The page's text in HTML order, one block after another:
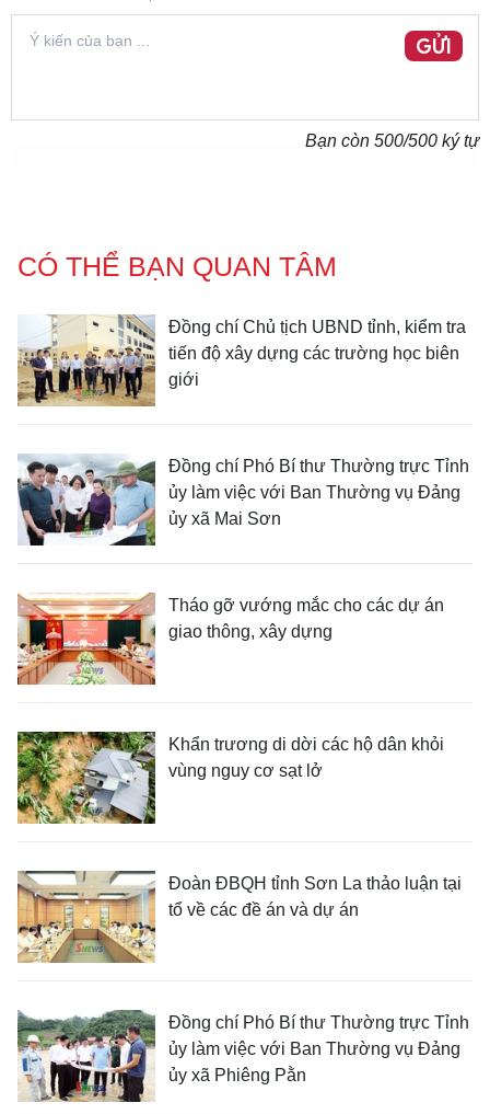
GỬI
Bạn còn 500/500 ký tự
CÓ THỂ BẠN QUAN TÂM
Đồng chí Chủ tịch UBND tỉnh, kiểm tra
tiến độ xây dựng các trường học biên
giới
Đồng chí Phó Bí thư Thường trực Tỉnh
ủy làm việc với Ban Thường vụ Đảng
ủy xã Mai Sơn
Tháo gỡ vướng mắc cho các dự án
giao thông, xây dựng
Khẩn trương di dời các hộ dân khỏi
vùng nguy cơ sạt lở
Đoàn ĐBQH tỉnh Sơn La thảo luận tại
tổ về các đề án và dự án
Đồng chí Phó Bí thư Thường trực Tỉnh
ủy làm việc với Ban Thường vụ Đảng
ủy xã Phiêng Pằn